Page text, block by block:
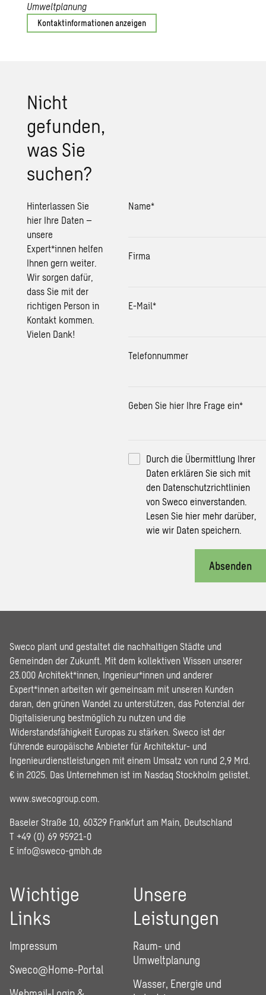
Umweltplanung
Kontaktinformationen anzeigen
Nicht
gefunden,
was Sie
suchen?
Hinterlassen Sie
hier Ihre Daten –
unsere
Expert*innen helfen
Ihnen gern weiter.
Wir sorgen dafür,
dass Sie mit der
richtigen Person in
Kontakt kommen.
Vielen Dank!
Name*
Firma
E-Mail*
Telefonnummer
Geben Sie hier Ihre Frage ein*
Durch die Übermittlung Ihrer
Daten erklären Sie sich mit
den Datenschutzrichtlinien
von Sweco einverstanden.
Lesen Sie hier mehr darüber,
wie wir Daten speichern.
Absenden
Sweco plant und gestaltet die nachhaltigen Städte und
Gemeinden der Zukunft. Mit dem kollektiven Wissen unserer
23.000 Architekt*innen, Ingenieur*innen und anderer
Expert*innen arbeiten wir gemeinsam mit unseren Kunden
daran, den grünen Wandel zu unterstützen, das Potenzial der
Digitalisierung bestmöglich zu nutzen und die
Widerstandsfähigkeit Europas zu stärken. Sweco ist der
führende europäische Anbieter für Architektur- und
Ingenieurdienstleistungen mit einem Umsatz von rund 2,9 Mrd.
€ in 2025. Das Unternehmen ist im Nasdaq Stockholm gelistet.
www.swecogroup.com
Baseler Straße 10, 60329 Frankfurt am Main, Deutschland
T +49 (0) 69 95921-0
E info@sweco-gmbh.de
Wichtige
Links
Impressum
Sweco@Home-Portal
Unsere
Leistungen
Raum- und
Umweltplanung
Wasser, Energie und